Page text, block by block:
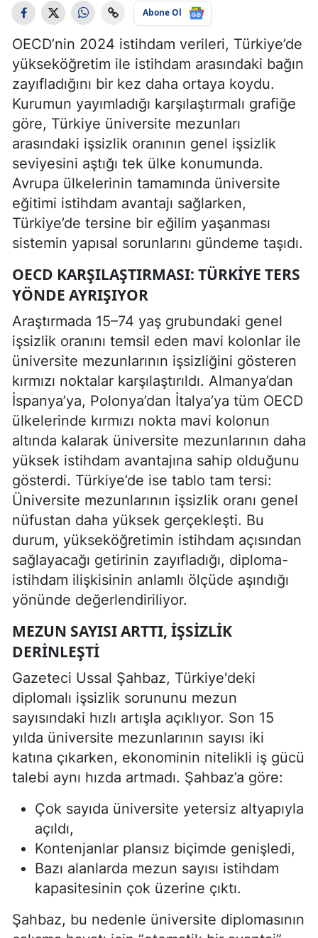
Abone Ol
OECD’nin 2024 istihdam verileri, Türkiye’de
yükseköğretim ile istihdam arasındaki bağın
zayıfladığını bir kez daha ortaya koydu.
Kurumun yayımladığı karşılaştırmalı grafiğe
göre, Türkiye üniversite mezunları
arasındaki işsizlik oranının genel işsizlik
seviyesini aştığı tek ülke konumunda.
Avrupa ülkelerinin tamamında üniversite
eğitimi istihdam avantajı sağlarken,
Türkiye’de tersine bir eğilim yaşanması
sistemin yapısal sorunlarını gündeme taşıdı.
OECD KARŞILAŞTIRMASI: TÜRKIYE TERS
YÖNDE AYRIŞIYOR
Araştırmada 15–74 yaş grubundaki genel
işsizlik oranını temsil eden mavi kolonlar ile
üniversite mezunlarının işsizliğini gösteren
kırmızı noktalar karşılaştırıldı. Almanya’dan
İspanya’ya, Polonya’dan İtalya’ya tüm OECD
ülkelerinde kırmızı nokta mavi kolonun
altında kalarak üniversite mezunlarının daha
yüksek istihdam avantajına sahip olduğunu
gösterdi. Türkiye’de ise tablo tam tersi:
Üniversite mezunlarının işsizlik oranı genel
nüfustan daha yüksek gerçekleşti. Bu
durum, yükseköğretimin istihdam açısından
sağlayacağı getirinin zayıfladığı, diploma-
istihdam ilişkisinin anlamlı ölçüde aşındığı
yönünde değerlendiriliyor.
MEZUN SAYISI ARTTI, IŞSIZLIK
DERINLEŞTI
Gazeteci Ussal Şahbaz, Türkiye'deki
diplomalı işsizlik sorununu mezun
sayısındaki hızlı artışla açıklıyor. Son 15
yılda üniversite mezunlarının sayısı iki
katına çıkarken, ekonominin nitelikli iş gücü
talebi aynı hızda artmadı. Şahbaz’a göre:
Çok sayıda üniversite yetersiz altyapıyla
açıldı,
Kontenjanlar plansız biçimde genişledi,
Bazı alanlarda mezun sayısı istihdam
kapasitesinin çok üzerine çıktı.
Şahbaz, bu nedenle üniversite diplomasının